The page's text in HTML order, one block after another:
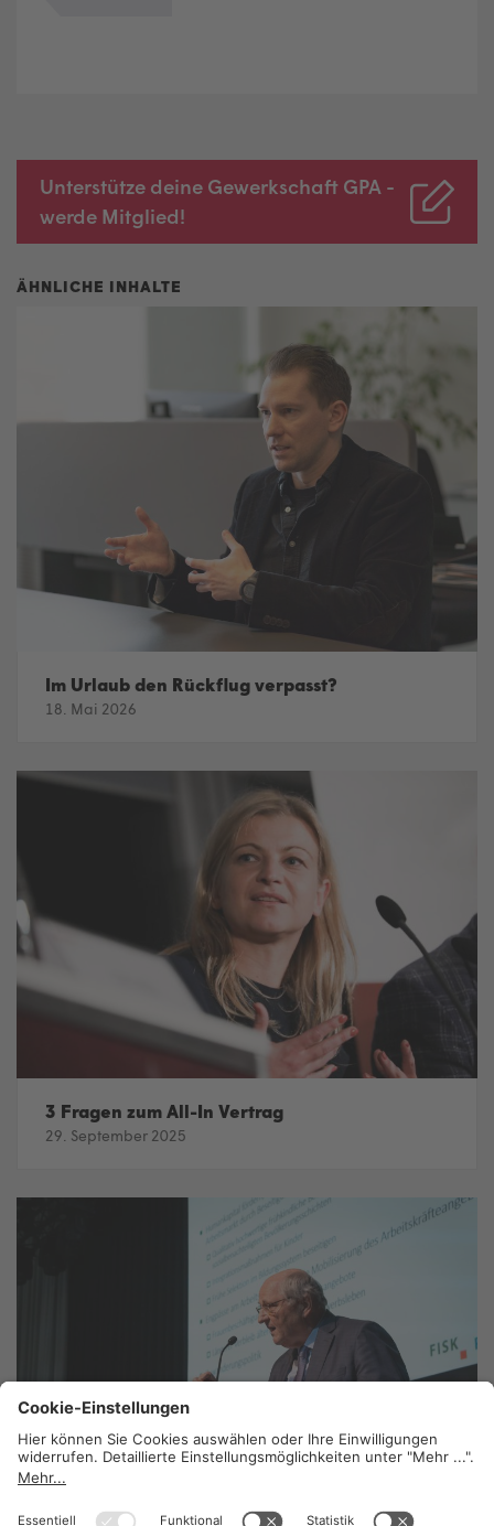
Unterstütze deine Gewerkschaft GPA -
werde Mitglied!
Im Urlaub den Rückflug verpasst?
18. Mai 2026
3 Fragen zum All-In Vertrag
29. September 2025